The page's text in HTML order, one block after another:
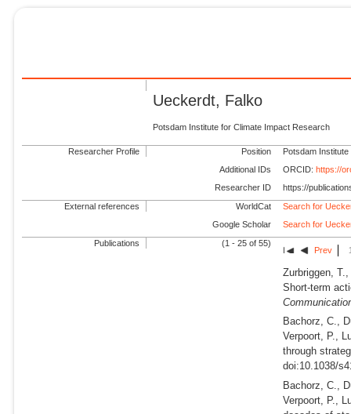
Ueckerdt, Falko
Potsdam Institute for Climate Impact Research
Researcher Profile Position
Potsdam
Additional IDs
ORCID:https://
Researcher ID
https://
External references WorldCat
Search for
Google Scholar
Search for
Publications (1 - 25 of 55)
Prev
Zurbriggen,
Short-term
Bachorz, C.,
Verpoort, P.,
through
doi:10.1038/
Bachorz, C.,
Verpoort, P.,